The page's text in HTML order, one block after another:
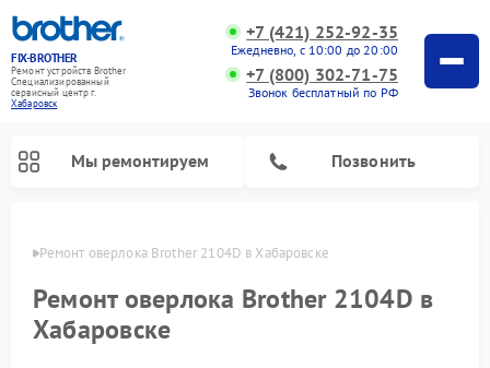
FIX-BROTHER
Ремонт устройств Brother
Специализированный
cервисный центр г.
Хабаровск
+7 (421) 252-92-35
Ежедневно, с 10:00 до 20:00
+7 (800) 302-71-75
Звонок бесплатный по РФ
Мы ремонтируем Позвонить
Ремонт оверлока Brother 2104D в Хабаровске
Ремонт оверлока Brother 2104D в
Хабаровске